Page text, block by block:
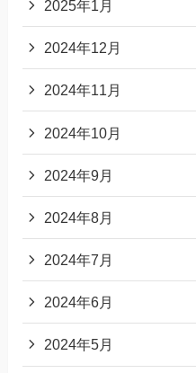
2025年1月
2024年12月
2024年11月
2024年10月
2024年9月
2024年8月
2024年7月
2024年6月
2024年5月